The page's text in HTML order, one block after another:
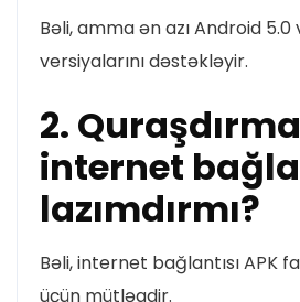
Bəli, amma ən azı Android 5.0
versiyalarını dəstəkləyir.
2.
internet
lazımdırmı?
Bəli, internet bağlantısı APK
üçün mütləqdir.